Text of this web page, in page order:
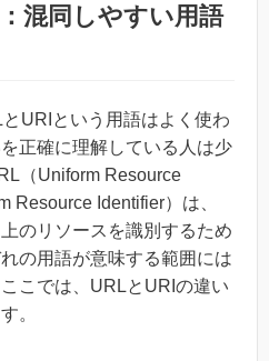
混同しやすい用語
URIという用語はよく使わ
正確に理解している人は少
（Uniform Resource
Resource Identifier）は、
のリソースを識別するため
の用語が意味する範囲には
こでは、URLとURIの違い
。